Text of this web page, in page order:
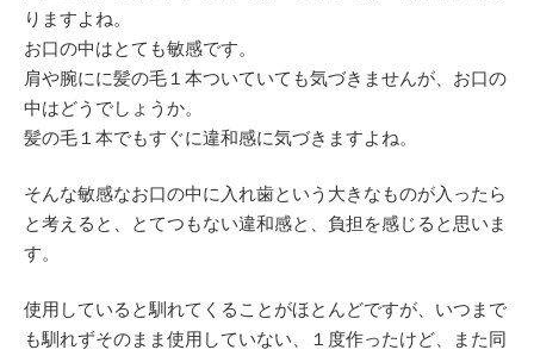
りますよね。
お口の中はとても敏感です。
肩や腕にに髪の毛１本ついていても気づきませんが、お口の
中はどうでしょうか。
髪の毛１本でもすぐに違和感に気づきますよね。
そんな敏感なお口の中に入れ歯という大きなものが入ったら
と考えると、とてつもない違和感と、負担を感じると思いま
す。
使用していると馴れてくることがほとんどですが、いつまで
も馴れずそのまま使用していない、１度作ったけど、また同